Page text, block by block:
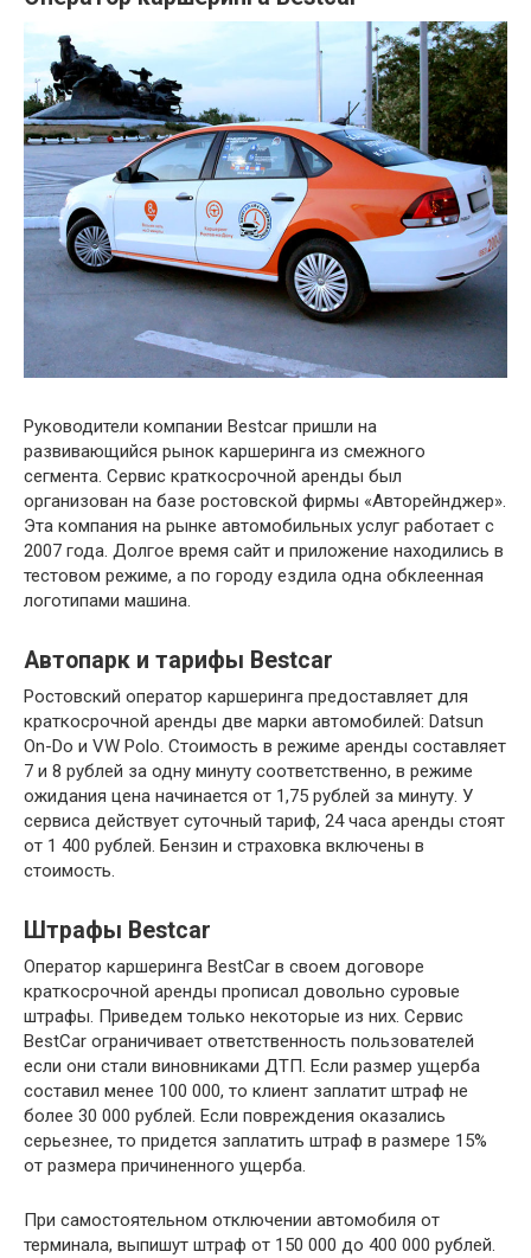
Руководители компании Bestcar пришли на
развивающийся рынок каршеринга из смежного
сегмента. Сервис краткосрочной аренды был
организован на базе ростовской фирмы «Авторейнджер».
Эта компания на рынке автомобильных услуг работает с
2007 года. Долгое время сайт и приложение находились в
тестовом режиме, а по городу ездила одна обклеенная
логотипами машина.
Автопарк и тарифы Bestcar
Ростовский оператор каршеринга предоставляет для
краткосрочной аренды две марки автомобилей: Datsun
On-Do и VW Polo. Стоимость в режиме аренды составляет
7 и 8 рублей за одну минуту соответственно, в режиме
ожидания цена начинается от 1,75 рублей за минуту. У
сервиса действует суточный тариф, 24 часа аренды стоят
от 1 400 рублей. Бензин и страховка включены в
стоимость.
Штрафы Bestcar
Оператор каршеринга BestCar в своем договоре
краткосрочной аренды прописал довольно суровые
штрафы. Приведем только некоторые из них. Сервис
BestCar ограничивает ответственность пользователей
если они стали виновниками ДТП. Если размер ущерба
составил менее 100 000, то клиент заплатит штраф не
более 30 000 рублей. Если повреждения оказались
серьезнее, то придется заплатить штраф в размере 15%
от размера причиненного ущерба.
При самостоятельном отключении автомобиля от
терминала, выпишут штраф от 150 000 до 400 000 рублей.